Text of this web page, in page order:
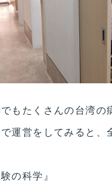
もたくさんの台湾の
運営をしてみると、
の科学』